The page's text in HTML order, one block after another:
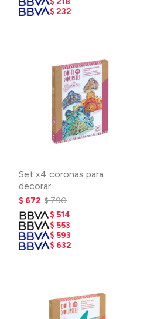
$ 232
Set x4 coronas para
decorar
$ 672 $790
$ 514
$ 553
$ 593
$ 632